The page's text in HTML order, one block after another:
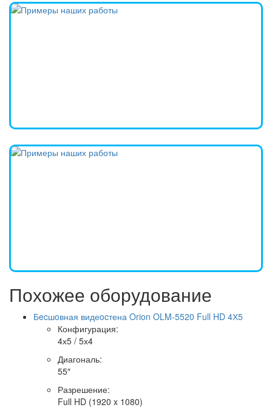
Похожее оборудование
Бecшoвная видеocтена Orion OLM-5520 Full HD 4Х5
Конфигурация:
4х5 / 5х4
Диагональ:
55″
Разрешение:
Full HD (1920 x 1080)